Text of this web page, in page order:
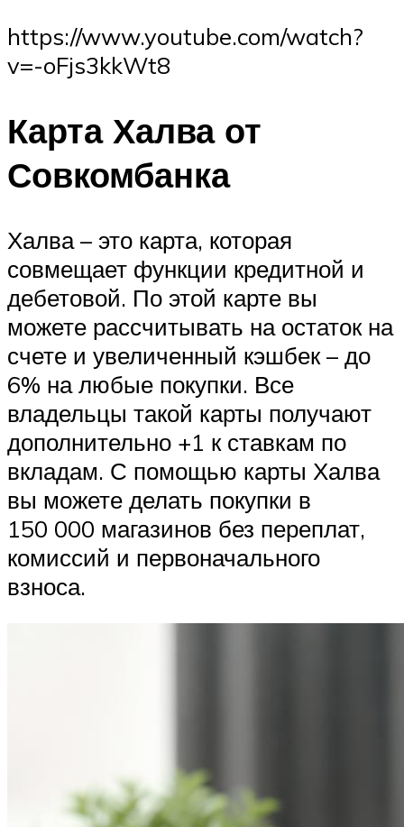
https://www.youtube.com/watch?
v=-oFjs3kkWt8
Карта Халва от
Совкомбанка
Халва – это карта, которая
совмещает функции кредитной и
дебетовой. По этой карте вы
можете рассчитывать на остаток на
счете и увеличенный кэшбек – до
6% на любые покупки. Все
владельцы такой карты получают
дополнительно +1 к ставкам по
вкладам. С помощью карты Халва
вы можете делать покупки в
150 000 магазинов без переплат,
комиссий и первоначального
взноса.